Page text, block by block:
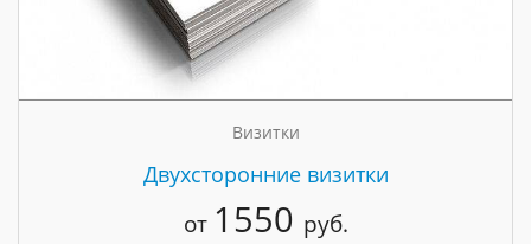
Визитки
Двухсторонние визитки
от 1550 руб.